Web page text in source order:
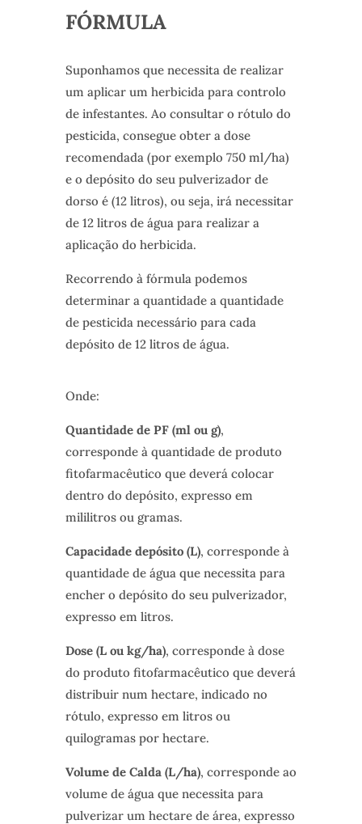
FÓRMULA
Suponhamos que necessita de realizar
um aplicar um herbicida para controlo
de infestantes. Ao consultar o rótulo do
pesticida, consegue obter a dose
recomendada (por exemplo 750 ml/ha)
e o depósito do seu pulverizador de
dorso é (12 litros), ou seja, irá necessitar
de 12 litros de água para realizar a
aplicação do herbicida.
Recorrendo à fórmula podemos
determinar a quantidade a quantidade
de pesticida necessário para cada
depósito de 12 litros de água.
Onde:
Quantidade de PF (ml ou g),
corresponde à quantidade de produto
fitofarmacêutico que deverá colocar
dentro do depósito, expresso em
mililitros ou gramas.
Capacidade depósito (L), corresponde à
quantidade de água que necessita para
encher o depósito do seu pulverizador,
expresso em litros.
Dose (L ou kg/ha), corresponde à dose
do produto fitofarmacêutico que deverá
distribuir num hectare, indicado no
rótulo, expresso em litros ou
quilogramas por hectare.
Volume de Calda (L/ha), corresponde ao
volume de água que necessita para
pulverizar um hectare de área, expresso